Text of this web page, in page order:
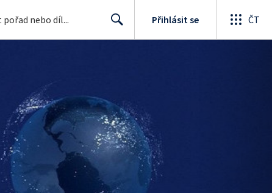
Přihlásit se ČT